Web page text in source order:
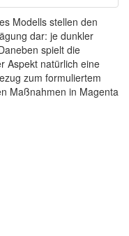
Modells stellen den
dar: je dunkler
spielt die
Aspekt natürlich eine
zum formuliertem
Maßnahmen in Magenta